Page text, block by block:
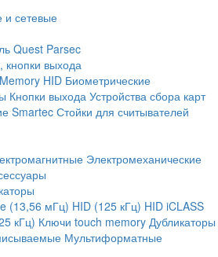
и сетевые
Quest Parsec
кнопки выхода
HID Биометрические
Кнопки выхода Устройства сбора карт
Smartec Стойки для считывателей
Электромеханические
(13,56 мГц) HID (125 кГц) HID iCLASS
кГц) Ключи touch memory Дубликаторы
Мультиформатные